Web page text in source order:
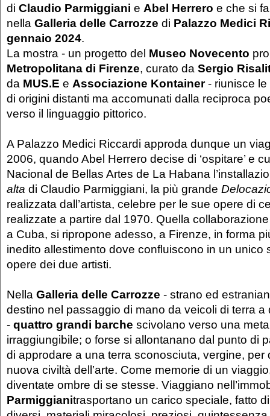
di Claudio Parmiggiani e Abel Herrero e che si
nella Galleria delle Carrozze di Palazzo Medici
gennaio 2024.
La mostra - un progetto del Museo Novecento
Metropolitana di Firenze, curato da Sergio
da MUS.E e Associazione Kontainer- riunisce le
di origini distanti ma accomunati dalla reciproca
verso il linguaggio pittorico.
A Palazzo Medici Riccardi approda dunque un
2006, quando Abel Herrero decise di ‘ospitare’ e
Nacional de Bellas Artes de La Habana
alta di Claudio Parmiggiani, la più grande
realizzata dall’artista, celebre per le sue opere di
realizzate a partire dal 1970. Quella
a Cuba, si ripropone adesso, a Firenze, in forma
inedito allestimento dove confluiscono in un unico
opere dei due artisti.
Nella Galleria delle Carrozze - strano ed
destino nel passaggio di mano da veicoli di terra a
- quattro grandi barche scivolano verso una
irraggiungibile; o forse si allontanano dal punto di
di approdare a una terra sconosciuta, vergine, per
nuova civiltà dell’arte. Come memorie di un
diventate ombre di se stesse. Viaggiano
Parmiggianitrasportano un carico speciale, fatto